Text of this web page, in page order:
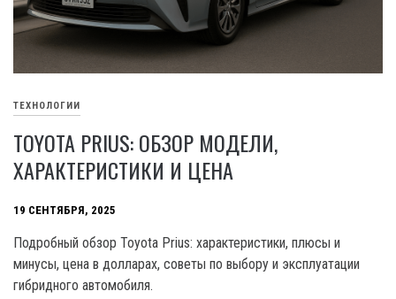
ТЕХНОЛОГИИ
TOYOTA PRIUS: ОБЗОР МОДЕЛИ,
ХАРАКТЕРИСТИКИ И ЦЕНА
19 СЕНТЯБРЯ, 2025
Подробный обзор Toyota Prius: характеристики, плюсы и
минусы, цена в долларах, советы по выбору и эксплуатации
гибридного автомобиля.